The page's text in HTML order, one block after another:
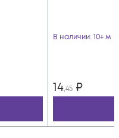
В наличии: 10+ м
14,45 ₽